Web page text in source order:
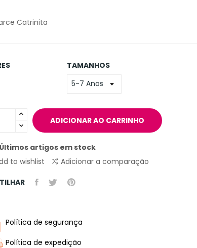
Catrinita
TAMANHOS
ADICIONAR AO CARRINHO
Últimos artigos em stock
to wishlist
Adicionar a comparação
Política de segurança
Política de expedição